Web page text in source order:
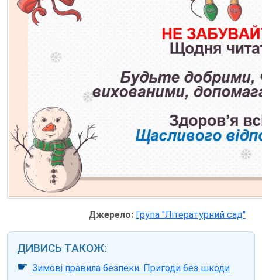
Джерело: Група "Літературний сад"
ДИВИСЬ ТАКОЖ:
☛ Зимові правила безпеки. Пригоди без шкоди